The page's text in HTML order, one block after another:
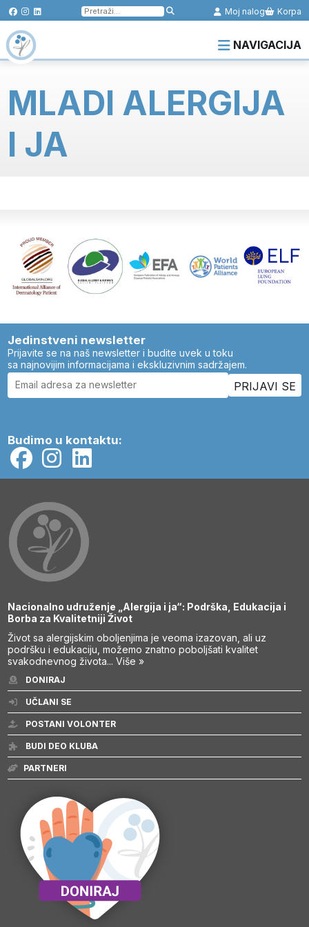
Pretraga
za:
Moj nalog Korpa
NAVIGACIJA
MLADI ALERGIJA
I JA
Jedinstveni newsletter
Prijavite se na naš newsletter i budite uvek u toku
sa najnovijim informacijama i ekskluzivnim sadržajem.
Budimo u kontaktu:
Nacionalno udruženje „Alergija i ja“: Podrška, Edukacija i
Borba za Kvalitetniji Život
Život sa alergijskim oboljenjima je veoma izazovan, ali uz
podršku i edukaciju, možemo znatno poboljšati kvalitet
svakodnevnog života...Više »
DONIRAJ
UČLANI SE
POSTANI VOLONTER
BUDI DEO KLUBA
PARTNERI